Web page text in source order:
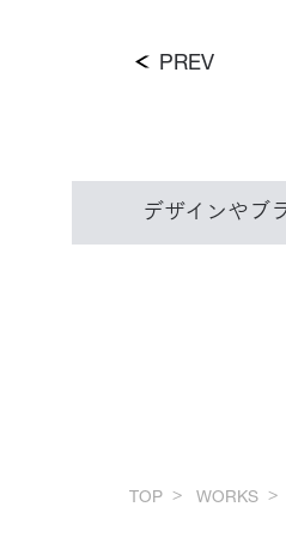
PREV
デザインやブ
TOP WORKS